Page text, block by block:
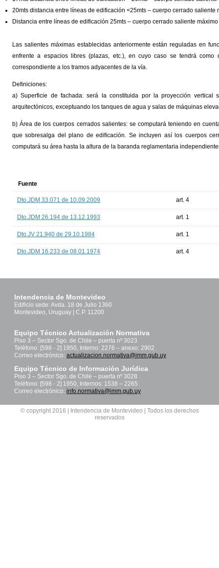
20mts distancia entre líneas de edificación <25mts – cuerpo cerrado saliente
Distancia entre líneas de edificación 25mts – cuerpo cerrado saliente máximo
Las salientes máximas establecidas anteriormente están reguladas en
enfrente a espacios libres (plazas, etc.), en cuyo caso se tendrá
correspondiente a los tramos adyacentes de la vía.
Definiciones:
a) Superficie de fachada: será la constituida por la proyección
arquitectónicos, exceptuando los tanques de agua y salas de máquinas
b) Área de los cuerpos cerrados salientes: se computará teniendo en
que sobresalga del plano de edificación. Se incluyen así los cuerpos
computará su área hasta la altura de la baranda reglamentaria
Fuente
Dto.JDM 33.071 de 10.09.2009 art. 4
Dto.JDM 26.194 de 13.12.1993 art. 1
Dto.JV 21.940 de 29.10.1984 art. 1
Dto.JDM 16.233 de 08.01.1974 art. 4
Intendencia de Montevideo
Edificio sede: Avda. 18 de Julio 1360
Montevideo, Uruguay | C.P. 11200
Equipo Técnico Actualización Normativa
Piso 3 – Sector Sgo. de Chile – puerta nº 3023
Teléfono: [598 - 2] 1950, Interno: 2276 – anexo: 2902
Correo electrónico: actualizacion.normativa@imm.gub.uy
Equipo Técnico de Información Jurídica
Piso 3 – Sector Sgo. de Chile – puerta nº 3028
Teléfono: [598 - 2] 1950, Internos: 1538 – 2265
Correo electrónico: info.normativa@imm.gub.uy
© copyright 2016 | Intendencia de Montevideo | Todos los derechos
reservados